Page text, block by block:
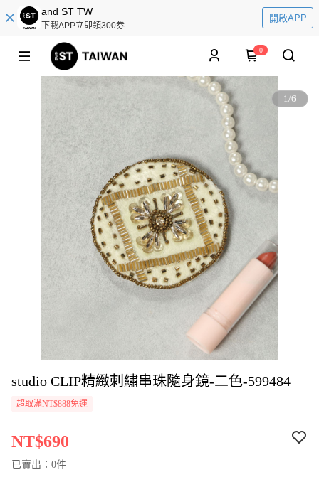
and ST TW
下載APP立即領300券
開啟APP
0
1/6
studio CLIP精緻刺繡串珠隨身鏡-二色-599484
超取滿NT$888免運
NT$690
已賣出：0件